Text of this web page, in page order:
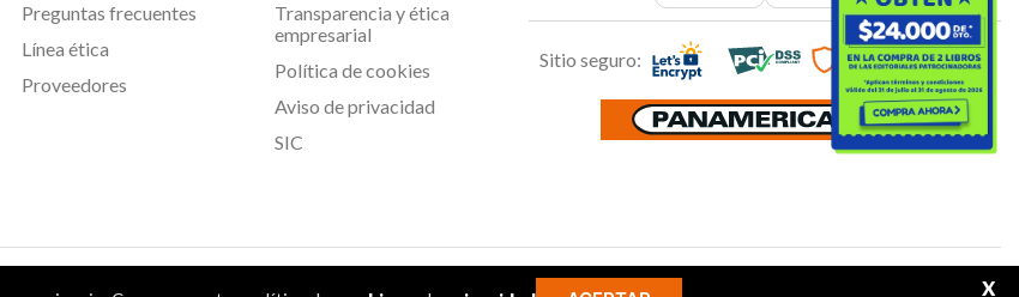
X
Preguntas frecuentes
Línea ética
Proveedores
Transparencia y ética
empresarial
Política de cookies
Aviso de privacidad
SIC
Sitio seguro: